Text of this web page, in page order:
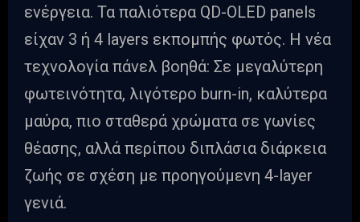
ενέργεια. Τα παλιότερα QD-OLED panels
είχαν 3 ή 4 layers εκπομπής φωτός. Η νέα
τεχνολογία πάνελ βοηθά: Σε μεγαλύτερη
φωτεινότητα, λιγότερο burn-in, καλύτερα
μαύρα, πιο σταθερά χρώματα σε γωνίες
θέασης, αλλά περίπου διπλάσια διάρκεια
ζωής σε σχέση με προηγούμενη 4-layer
γενιά.